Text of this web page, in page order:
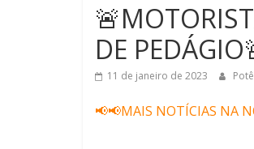
DE
11 de janeiro de 2023
📢📢MAIS NOTÍCIAS NA